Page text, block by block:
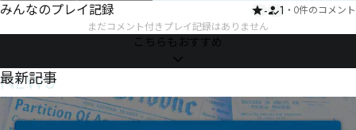
みんなのプレイ記録 - 1 ・ 0件のコメント
まだコメント付きプレイ記録はありません
こちらもおすすめ
NEWS
最新記事